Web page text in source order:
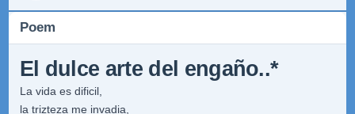
Poem
El dulce arte del engaño..*
La vida es dificil,
la trizteza me invadia,